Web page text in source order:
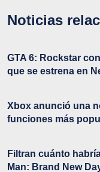
Noticias
GTA 6: Rockstar
que se estrena en
Xbox anunció una
funciones más
Filtran cuánto
Man: Brand New